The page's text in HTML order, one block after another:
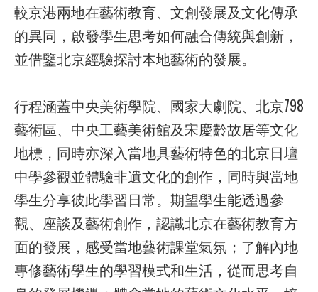
較京港兩地在藝術教育、文創發展及文化傳承
的異同，啟發學生思考如何融合傳統與創新，
並借鑒北京經驗探討本地藝術的發展。
行程涵蓋中央美術學院、國家大劇院、北京798
藝術區、中央工藝美術館及宋慶齡故居等文化
地標，同時亦深入當地具藝術特色的北京日壇
中學參觀並體驗非遺文化的創作，同時與當地
學生分享彼此學習日常。期望學生能透過參
觀、座談及藝術創作，認識北京在藝術教育方
面的發展，感受當地藝術課堂氣氛；了解內地
專修藝術學生的學習模式和生活，從而思考自